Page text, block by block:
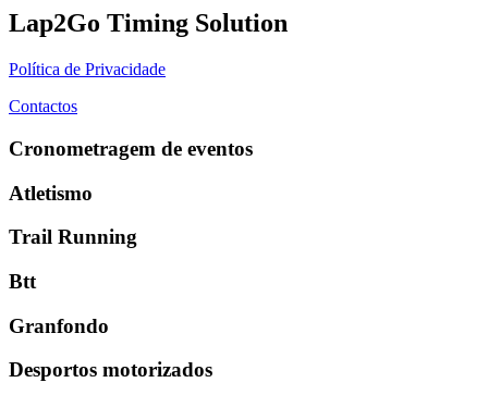
Lap2Go Timing Solution
Política de Privacidade
Contactos
Cronometragem de eventos
Atletismo
Trail Running
Btt
Granfondo
Desportos motorizados